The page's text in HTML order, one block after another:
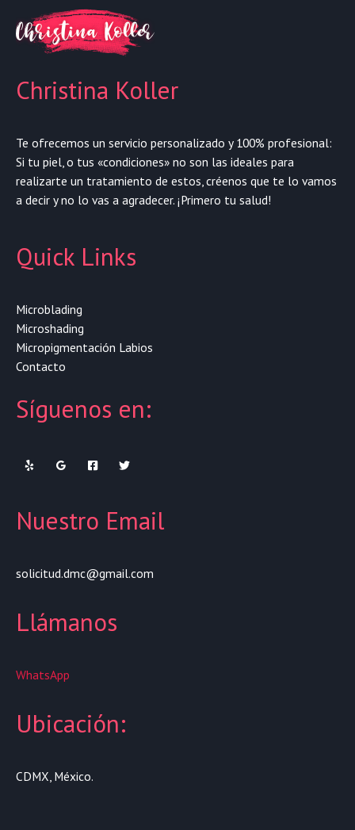
Christina Koller
Te ofrecemos un servicio personalizado y 100% profesional:
Si tu piel, o tus «condiciones» no son las ideales para
realizarte un tratamiento de estos, créenos que te lo vamos
a decir y no lo vas a agradecer. ¡Primero tu salud!
Quick Links
Microblading
Microshading
Micropigmentación Labios
Contacto
Síguenos en:
Nuestro Email
solicitud.dmc@gmail.com
Llámanos
WhatsApp
Ubicación:
CDMX, México.